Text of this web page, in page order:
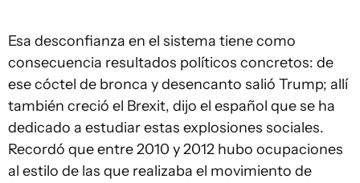
Esa desconfianza en el sistema tiene como
consecuencia resultados políticos concretos: de
ese cóctel de bronca y desencanto salió Trump; allí
también creció el Brexit, dijo el español que se ha
dedicado a estudiar estas explosiones sociales.
Recordó que entre 2010 y 2012 hubo ocupaciones
al estilo de las que realizaba el movimiento de